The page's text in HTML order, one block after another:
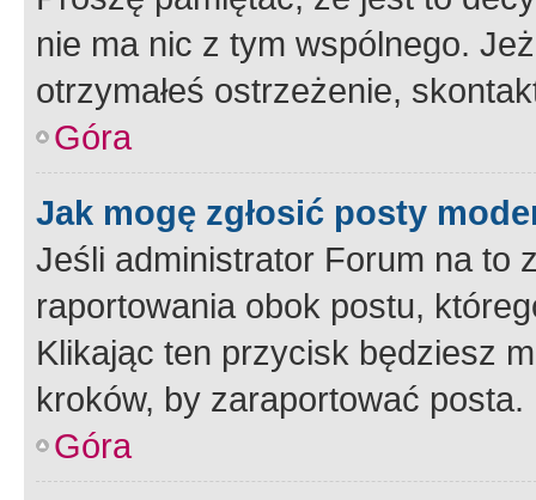
nie ma nic z tym wspólnego.
otrzymałeś ostrzeżenie,
Góra
Jak mogę zgłosić posty
Jeśli administrator Forum na to
raportowania obok postu,
Klikając ten przycisk będziesz
kroków, by zaraportować posta.
Góra